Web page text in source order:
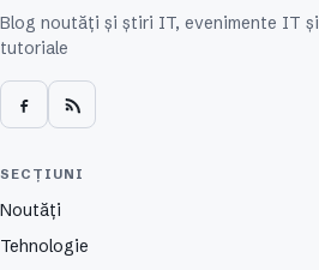
Blog noutăți și știri IT, evenimente IT și
tutoriale
SECȚIUNI
Noutăți
Tehnologie